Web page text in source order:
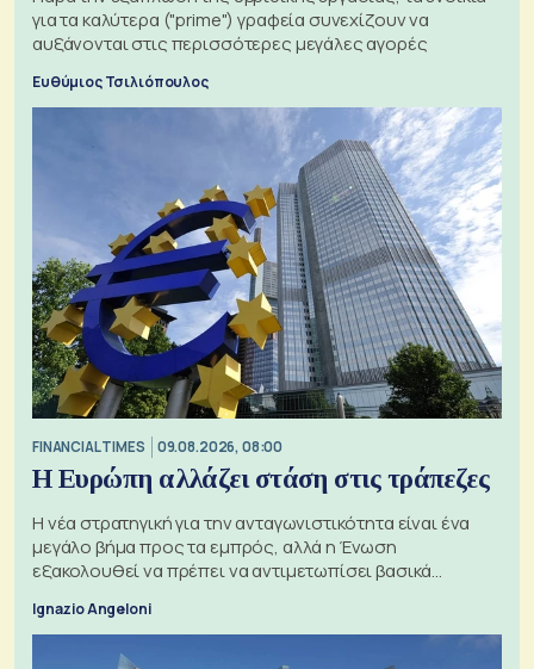
για τα καλύτερα ("prime") γραφεία συνεχίζουν να
αυξάνονται στις περισσότερες μεγάλες αγορές
Ευθύμιος Τσιλιόπουλος
FINANCIAL TIMES 09.08.2026, 08:00
Η Ευρώπη αλλάζει στάση στις τράπεζες
Η νέα στρατηγική για την ανταγωνιστικότητα είναι ένα
μεγάλο βήμα προς τα εμπρός, αλλά η Ένωση
εξακολουθεί να πρέπει να αντιμετωπίσει βασικά
Ignazio Angeloni